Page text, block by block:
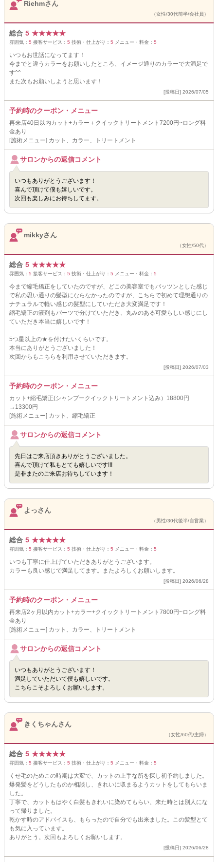
Riehmさん
（女性/30代前半/会社員）
総合 5 ★★★★★
雰囲気： 5 接客サービス： 5 技術・仕上がり： 5 メニュー・料金： 5
いつもお世話になってます！
今までと違うカラーをお願いしたところ、イメージ通りのカラーで大満足で
す^^
また次もお願いしようと思います！
[投稿日] 2026/07/05
予約時のクーポン・メニュー
再来店40日以内カット+カラー＋クイックトリートメント7200円~ロング料
金あり
[施術メニュー] カット、カラー、トリートメント
サロンからの返信コメント
いつもありがとうございます！
喜んで頂けて僕も嬉しいです。
次回も楽しみにお待ちしてます。
mikkyさん
（女性/50代）
総合 5 ★★★★★
雰囲気： 5 接客サービス： 5 技術・仕上がり： 5 メニュー・料金： 5
今まで縮毛矯正をしていたのですが、どこの美容室でもパッツンとした感じ
で私の思い通りの髪型にならなかったのですが、こちらで初めて理想通りの
ナチュラルで軽い感じの髪型にしていただき大変満足です！
縮毛矯正の液剤もパーツで分けていただき、丸みのある可愛らしい感じにし
ていただき本当に嬉しいです！
5つ星以上の★を付けたいくらいです。
本当にありがとうございました！
次回からもこちらを利用させていただきます。
[投稿日] 2026/07/03
予約時のクーポン・メニュー
カット+縮毛矯正(シャンプークイックトリートメント込み）18800円
→13300円
[施術メニュー] カット、縮毛矯正
サロンからの返信コメント
先日はご来店頂きありがとうございました。
喜んで頂けて私もとても嬉しいです!!!
是非またのご来店お待ちしています！
よっさん
（男性/30代後半/自営業）
総合 5 ★★★★★
雰囲気： 5 接客サービス： 5 技術・仕上がり： 5 メニュー・料金： 5
いつも丁寧に仕上げていただきありがとうございます。
カラーも良い感じで満足してます。またよろしくお願いします。
[投稿日] 2026/06/28
予約時のクーポン・メニュー
再来店2ヶ月以内カット+カラー+クイックトリートメント7800円~ロング料
金あり
[施術メニュー] カット、カラー、トリートメント
サロンからの返信コメント
いつもありがとうございます！
満足していただいて僕も嬉しいです。
こちらこそよろしくお願いします。
きくちゃんさん
（女性/60代/主婦）
総合 5 ★★★★★
雰囲気： 5 接客サービス： 5 技術・仕上がり： 5 メニュー・料金： 5
くせ毛のためこの時期は大変で、カットの上手な所を探し初予約しました。
爆発髪をどうしたものか相談し、きれいに収まるようカットをしてもらいま
した。
丁寧で、カットもはやく白髪もきれいに染めてもらい、来た時とは別人にな
って帰りました。
乾かす時のアドバイスも、もらったので自分でも出来ました。この髪型とて
も気に入っています。
ありがとう。次回もよろしくお願いします。
[投稿日] 2026/06/28